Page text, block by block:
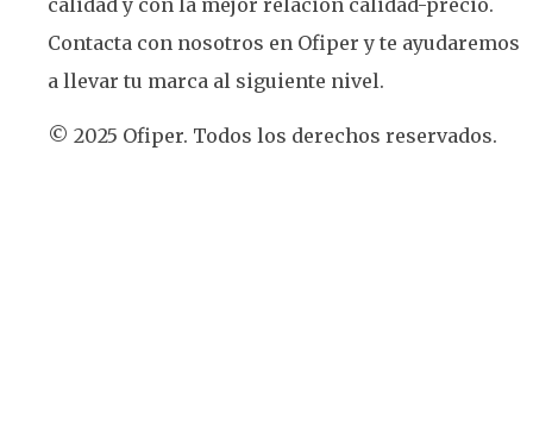
Contacta con nosotros en Ofiper y te ayudaremos
a llevar tu marca al siguiente nivel.
© 2025 Ofiper. Todos los derechos reservados.